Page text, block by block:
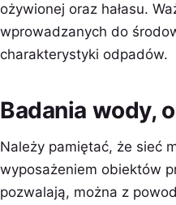
ożywionej oraz hałasu.
wprowadzanych do
charakterystyki odpadów.
Badania wody,
Należy pamiętać, że sieć
wyposażeniem obiektów
pozwalają, można z